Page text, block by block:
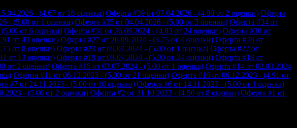
- (4.67 от 18 оценки) Оферта #39 от 07.04.2026 - (4.00 от 2 оценки) Оферта
- (5.00 от 1 оценка) Оферта #35 от 04.04.2026 - (5.00 от 3 оценки) Оферта #34 от
от 6 оценки) Оферта #31 от 26.09.2024 - (4.83 от 24 оценки) Оферта #30 от
от 43 оценки) Оферта #27 от 26.09.2024 - (4.75 от 4 оценки) Оферта #26 от
от 8 оценки) Оферта #23 от 05.07.2024 - (5.00 от 1 оценка) Оферта #22 от
от 13 оценки) Оферта #19 от 03.07.2024 - (5.00 от 24 оценки) Оферта #18 от
от 2 оценки) Оферта #15 от 03.07.2024 - (5.00 от 1 оценка) Оферта #14 от 02.03.2024
Оферта #11 от 06.12.2023 - (5.00 от 21 оценки) Оферта #10 от 06.12.2023 - (4.91 от
#7 от 24.11.2023 - (5.00 от 10 оценки) Оферта #6 от 14.11.2023 - (5.00 от 1 оценка)
- (5.00 от 2 оценки) Оферта #2 от 31.10.2023 - (4.50 от 8 оценки) Оферта #1 от